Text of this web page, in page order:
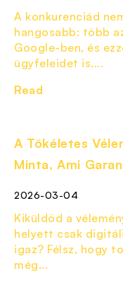
A konkurenciád
hangosabb: több
Google-ben, és
ügyfeleidet is....
Read
A Tökéletes
Minta, Ami
2026-03-04
Kiküldöd a
helyett csak
igaz? Félsz, hogy
még...